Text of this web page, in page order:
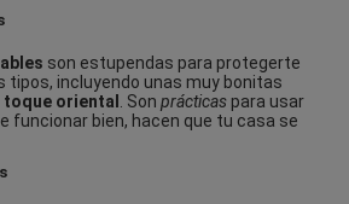
son estupendas para protegerte
tipos, incluyendo unas muy bonitas
toque oriental . Son prácticas para usar
funcionar bien, hacen que tu casa se